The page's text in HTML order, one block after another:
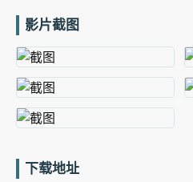
影片截图
下载地址